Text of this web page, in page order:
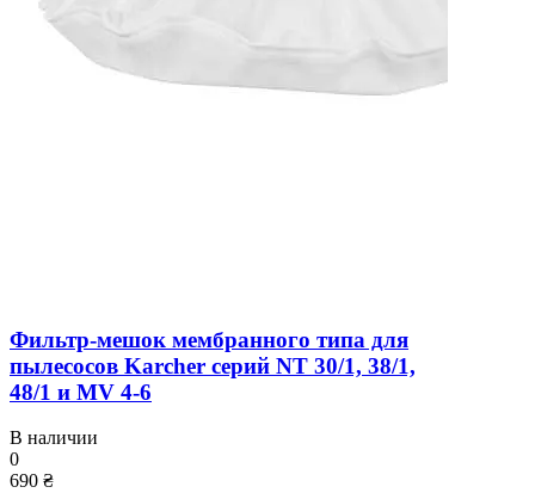
Фильтр-мешок мембранного типа для
пылесосов Karcher серий NT 30/1, 38/1,
48/1 и MV 4-6
В наличии
0
690 ₴